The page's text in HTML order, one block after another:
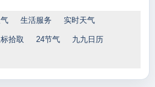
生活服务 实时天气
拾取 24节气 九九日历